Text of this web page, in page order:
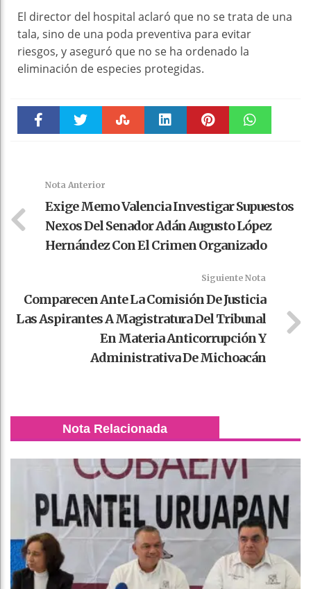
El director del hospital aclaró que no se trata de una
tala, sino de una poda preventiva para evitar
riesgos, y aseguró que no se ha ordenado la
eliminación de especies protegidas.
Nota Anterior
Exige Memo Valencia Investigar Supuestos
Nexos Del Senador Adán Augusto López
Hernández Con El Crimen Organizado
Siguiente Nota
Comparecen Ante La Comisión De Justicia
Las Aspirantes A Magistratura Del Tribunal
En Materia Anticorrupción Y
Administrativa De Michoacán
Nota Relacionada